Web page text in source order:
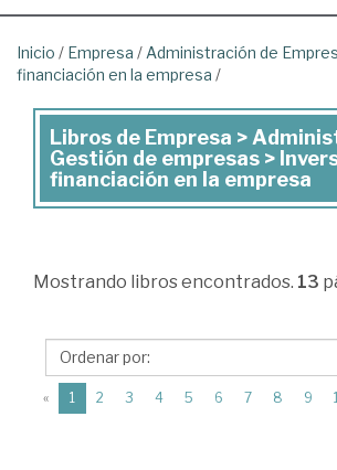
Inicio / Empresa / Administración de
financiación en la empresa /
Libros
de
Empresa
Administración.
de
empresas
Libros de Empresa >
Gestión de empresas >
financiación en la empresa
Mostrando libros encontrados. 13
« 1 (current)
2 3 4 5 6 7 8 9